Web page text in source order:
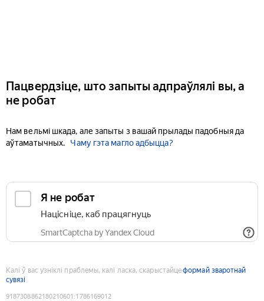
Пацвердзіце, што запыты адпраўлялі вы, а
не робат
Нам вельмі шкада, але запыты з вашай прылады падобныя да
аўтаматычных.
Чаму гэта магло адбыцца?
Я не робат
Націсніце, каб працягнуць
SmartCaptcha by Yandex Cloud
Калі ў вас узніклі праблемы, калі ласка, скарыстайцеформай зваротнай
сувязі
9187308862180210601 :1786169012